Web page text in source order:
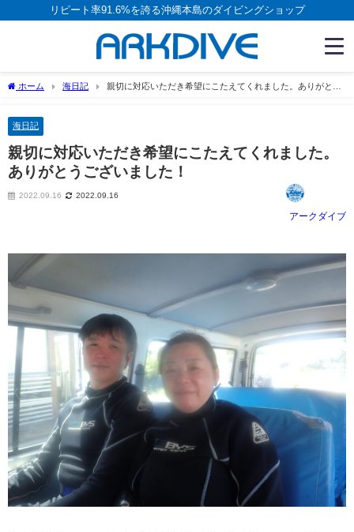
リピート率91.6%を誇る沖縄本島のダイビングショップ
ホーム 海日記
親切に対応いただき希望にこたえてくれました。ありがとう
海日記
親切に対応いただき希望にこたえてくれました。
ありがとうございました！
2022.09.16 2022.09.16
アークダイブ